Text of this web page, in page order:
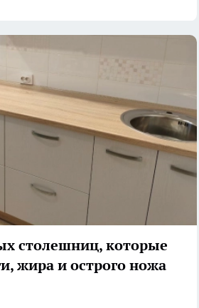
столешниц, которые
жира и острого ножа